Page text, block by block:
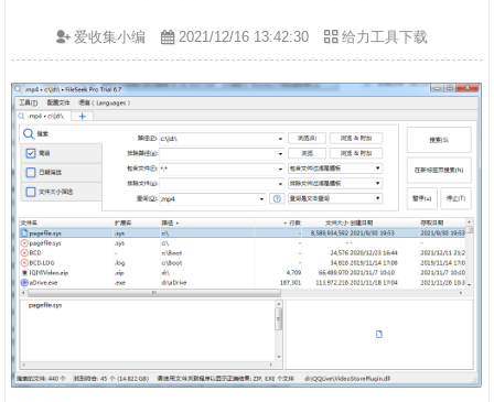
爱收集小编 2021/12/16 13:42:30 给力工具下载